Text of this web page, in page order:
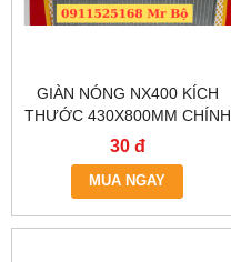
GIÀN NÓNG NX400 KÍCH
THƯỚC 430X800MM CHÍNH
HÃNG – GIAO NHANH HN &
30 đ
MUA NGAY